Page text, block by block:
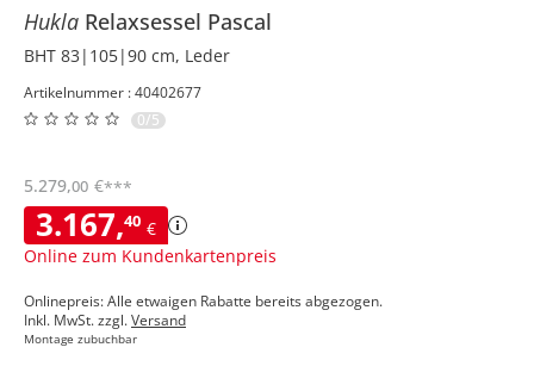
Hukla Relaxsessel Pascal
BHT 83|105|90 cm, Leder
Artikelnummer : 40402677
0/5
3.167,40 €
Online zum Kundenkartenpreis
5.279,00 €***
Onlinepreis: Alle etwaigen Rabatte bereits abgezogen.
Inkl. MwSt. zzgl.Versand
Montage zubuchbar